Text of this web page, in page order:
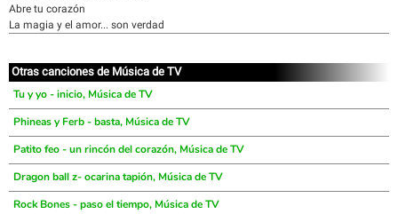
Abre tu corazón
La magia y el amor... son verdad
Otras canciones de Música de TV
Tu y yo - inicio, Música de TV
Phineas y Ferb - basta, Música de TV
Patito feo - un rincón del corazón, Música de TV
Dragon ball z- ocarina tapión, Música de TV
Rock Bones - paso el tiempo, Música de TV